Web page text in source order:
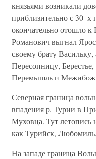
князьями возникали
приблизительно с
окончательно отошло
Романович выгнал
своему брату
Пересопницу,
Перемышль и
Северная граница
впадения р. Турии в
Муховца. Тут летопись
как Турийск,
На западе граница